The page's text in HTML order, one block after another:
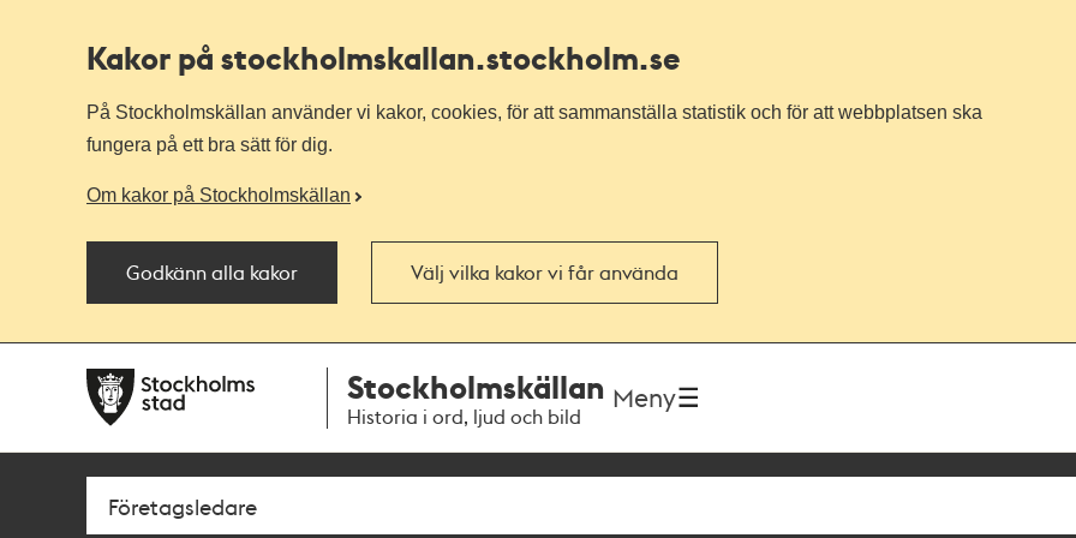
Kakor på stockholmskallan.stockholm.se
På Stockholmskällan använder vi kakor, cookies, för att sammanställa statistik och för att webbplatsen ska
fungera på ett bra sätt för dig.
Om kakor på Stockholmskällan
Godkänn alla kakor Välj vilka kakor vi får använda
navigationen
huvudinnehållet
Stockholmskällan
Historia i ord, ljud och bild
Meny
Sök